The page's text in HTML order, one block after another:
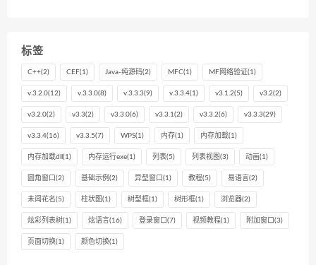
标签
C++(2) CEF(1) Java-纯源码(2) MFC(1) MF网络验证(1)
v.3.2.0(12) v.3.3.0(8) v.3.3.3(9) v.3.3.4(1) v3.1.2(5) v3.2(2)
v3.2.0(2) v3.3(2) v3.3.0(6) v3.3.1 (2) v3.3.2(6) v3.3.3(29)
v3.3.4(16) v3.3.5(7) WPS(1) 内存(1) 内存加载(1)
内存加载dll (1) 内存运行exe(1) 列表(5) 列表视图 (3) 动画(1)
圆角窗口 (2) 基础示例 (2) 异型窗口 (1) 教程(5) 易语言 (2)
未闻花名(5) 柱状图 (1) 树型框(1) 树形框(1) 浏览器(2)
炫彩列表树(1) 炫语言 (16) 登录窗口 (7) 视频教程(1) 附加窗口 (3)
页面切换(1) 颜色切换(1)